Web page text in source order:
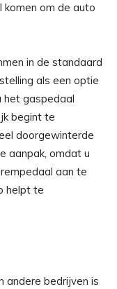
komen om de auto
in de standaard
als een optie
gaspedaal
begint te
doorgewinterde
aanpak, omdat u
aan te
helpt te
andere bedrijven is